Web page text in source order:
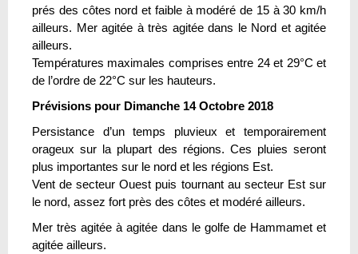
prés des côtes nord et faible à modéré de 15 à 30 km/h
ailleurs. Mer agitée à très agitée dans le Nord et agitée
ailleurs.
Températures maximales comprises entre 24 et 29°C et
de l’ordre de 22°C sur les hauteurs.
Prévisions pour Dimanche 14 Octobre 2018
Persistance d’un temps pluvieux et temporairement
orageux sur la plupart des régions. Ces pluies seront
plus importantes sur le nord et les régions Est.
Vent de secteur Ouest puis tournant au secteur Est sur
le nord, assez fort près des côtes et modéré ailleurs.
Mer très agitée à agitée dans le golfe de Hammamet et
agitée ailleurs.